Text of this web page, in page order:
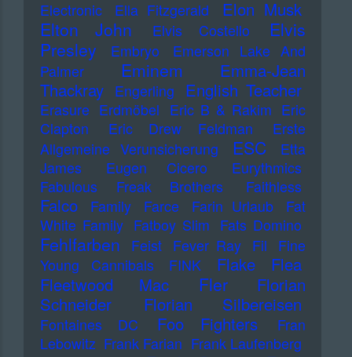
Electronic
Ella Fitzgerald Elon Musk
Elton John Elvis Costello
Elvis
Presley
Embryo
Emerson Lake And
Palmer
Eminem
Emma-Jean
Thackray
Engerling English Teacher
Erasure Erdmöbel Eric B & Rakim Eric
Clapton
Eric Drew Feldman
Erste
Allgemeine Verunsicherung
ESC
Etta
James
Eugen Cicero
Eurythmics
Fabulous Freak Brothers
Faithless
Falco Family Farce Farin Urlaub
Fat
White Family Fatboy Slim Fats Domino
Fehlfarben Feist Fever Ray Fil
Fine
Young Cannibals
FINK Flake
Flea
Fleetwood Mac
Fler
Florian
Schneider
Florian Silbereisen
Fontaines DC Foo Fighters
Fran
Lebowitz Frank Farian Frank Laufenberg